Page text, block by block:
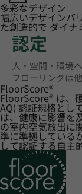
多彩なデザイン
幅広いデザインバ
た創造的で ダイナ
認定
人・空間・環境
フローリングは
FloorScore®
FloorScore® は、
AQ) 認証規格とし
は、健康に影響を
の室内空気放出に
準に準拠している
して認証する自主